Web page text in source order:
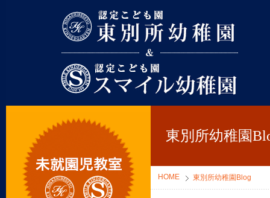
東別所幼稚園
HOME 東別所幼稚園Blog